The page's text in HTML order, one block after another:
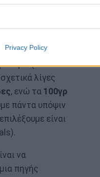
Privacy Policy
πηγές
οξέα (που
λίγες
, ενώ τα 100γρ
πάντα υπόψιν
είναι
να
πηγής